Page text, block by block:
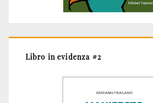
Libro in evidenza #2